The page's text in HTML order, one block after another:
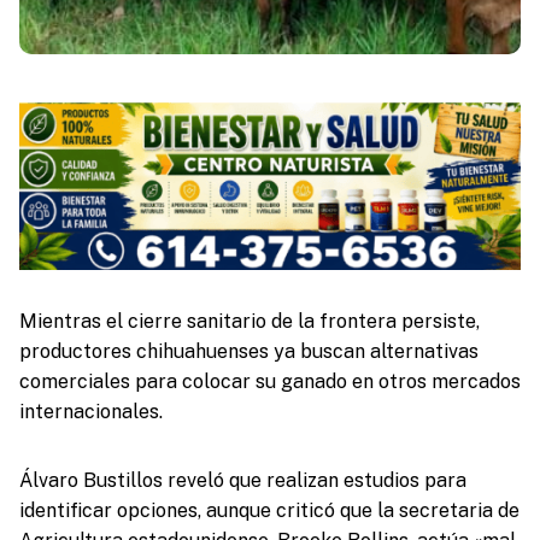
Mientras el cierre sanitario de la frontera persiste,
productores chihuahuenses ya buscan alternativas
comerciales para colocar su ganado en otros mercados
internacionales.
Álvaro Bustillos reveló que realizan estudios para
identificar opciones, aunque criticó que la secretaria de